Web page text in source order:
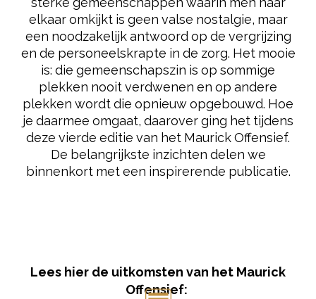
elkaar omkijkt is geen valse nostalgie, maar
een noodzakelijk antwoord op de vergrijzing
en de personeelskrapte in de zorg. Het mooie
is: die gemeenschapszin is op sommige
plekken nooit verdwenen en op andere
plekken wordt die opnieuw opgebouwd. Hoe
je daarmee omgaat, daarover ging het tijdens
deze vierde editie van het Maurick Offensief.
De belangrijkste inzichten delen we
binnenkort met een inspirerende publicatie.
Lees hier de uitkomsten van het Maurick
Offensief: